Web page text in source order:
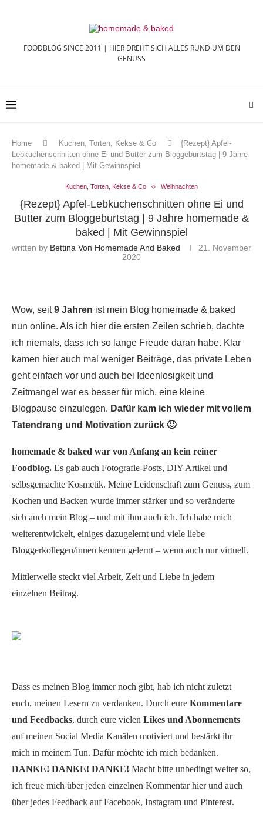
FOODBLOG SINCE 2011 | HIER DREHT SICH ALLES RUND UM DEN
GENUSS
Home Kuchen, Torten, Kekse & Co
{Rezept} Apfel-
Lebkuchenschnitten ohne Ei und Butter zum Bloggeburtstag | 9 Jahre
homemade & baked | Mit Gewinnspiel
Kuchen, Torten, Kekse & Co Weihnachten
{Rezept} Apfel-Lebkuchenschnitten ohne Ei und
Butter zum Bloggeburtstag | 9 Jahre homemade &
baked | Mit Gewinnspiel
written by Bettina Von Homemade And Baked
21. November
2020
Wow, seit9 Jahren ist mein Blog homemade & baked
nun online. Als ich hier die ersten Zeilen schrieb, dachte
ich niemals, dass ich so lange Freude daran habe. Klar
kamen hier auch mal weniger Beiträge, das private Leben
geht einfach vor und auch bei Ideenlosigkeit und
Zeitmangel war es besser für mich, eine kleine
Blogpause einzulegen. Dafür kam ich wieder mit vollem
Tatendrang und Motivation zurück 🙂
homemade & baked war von Anfang an kein reiner
Foodblog. Es gab auch Fotografie-Posts, DIY Artikel und
selbsgemachte Kosmetik. Meine Leidenschaft zum Genuss, zum
Kochen und Backen wurde immer stärker und so veränderte
sich auch mein Blog – und mit ihm auch ich. Ich habe mich
weiterentwickelt, einiges dazugelernt und viele liebe
Bloggerkollegen/innen kennen gelernt – wenn auch nur virtuell.
Mittlerweile steckt viel Arbeit, Zeit und Liebe in jedem
einzelnen Beitrag.
Dass es meinen Blog immer noch gibt, hab ich nicht zuletzt
euch, meinen Lesern zu verdanken. Durch eure Kommentare
und Feedbacks, durch eure vielen Likes und Abonnements
auf meinen Social Media Kanälen motiviert und bestärkt ihr
mich in meinem Tun. Dafür möchte ich mich bedanken.
DANKE! DANKE! DANKE! Macht bitte unbedingt weiter so,
ich freue mich über jeden einzelnen Kommentar hier und auch
über jedes Feedback auf Facebook, Instagram und Pinterest.